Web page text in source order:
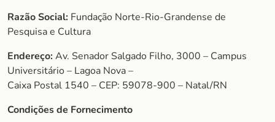
Razão Social: Fundação Norte-Rio-Grandense de
Pesquisa e Cultura
Endereço:Av. Senador Salgado Filho, 3000 – Campus
Universitário – Lagoa Nova –
Caixa Postal 1540 – CEP: 59078-900 – Natal/RN
Condições de Fornecimento